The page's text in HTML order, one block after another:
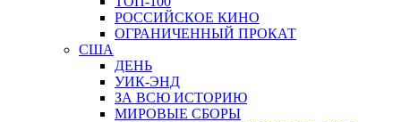
РОССИЙСКОЕ КИНО
ОГРАНИЧЕННЫЙ ПРОКАТ
США
ДЕНЬ
УИК-ЭНД
ЗА ВСЮ ИСТОРИЮ
МИРОВЫЕ СБОРЫ